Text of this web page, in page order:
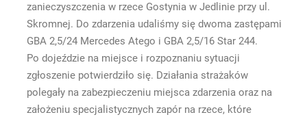
zanieczyszczenia w rzece Gostynia w Jedlinie przy ul.
Skromnej. Do zdarzenia udaliśmy się dwoma zastępami
GBA 2,5/24 Mercedes Atego i GBA 2,5/16 Star 244.
Po dojeździe na miejsce i rozpoznaniu sytuacji
zgłoszenie potwierdziło się. Działania strażaków
polegały na zabezpieczeniu miejsca zdarzenia oraz na
założeniu specjalistycznych zapór na rzece, które